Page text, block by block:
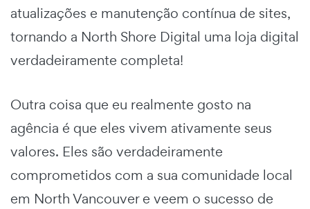
atualizações e manutenção contínua de sites,
tornando a North Shore Digital uma loja digital
verdadeiramente completa!
Outra coisa que eu realmente gosto na
agência é que eles vivem ativamente seus
valores. Eles são verdadeiramente
comprometidos com a sua comunidade local
em North Vancouver e veem o sucesso de